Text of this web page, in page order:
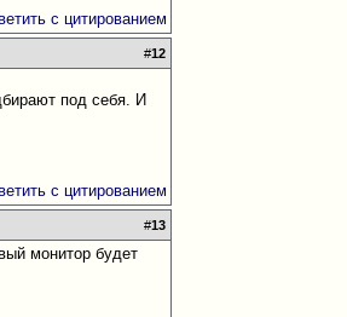
#12
под себя. И
#13
монитор будет